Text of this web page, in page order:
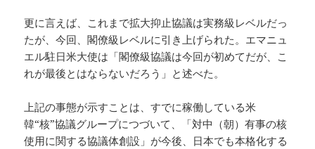
更に言えば、これまで拡大抑止協議は実務級レベルだっ
たが、今回、閣僚級レベルに引き上げられた。エマニュ
エル駐日米大使は「閣僚級協議は今回が初めてだが、こ
れが最後とはならないだろう」と述べた。
上記の事態が示すことは、すでに稼働している米
韓“核”協議グループにつづいて、「対中（朝）有事の核
使用に関する協議体創設」が今後、日本でも本格化する